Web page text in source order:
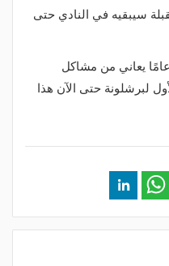
سيبقيه في النادي حتى
لا يزال اللاعب البالغ من العمر 24 عامًا يعاني من مشاكل
لبرشلونة حتى الآن هذا